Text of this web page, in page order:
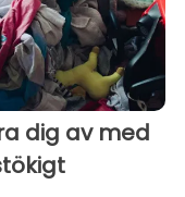
dig av med